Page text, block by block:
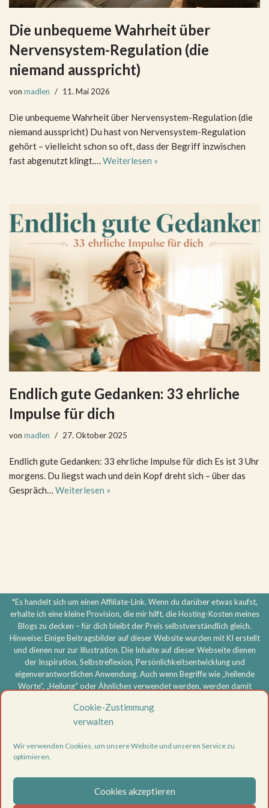
Cookie-Zustimmung
verwalten
Wir verwenden Cookies, um unsere Website und unseren Service zu
optimieren.
Cookies akzeptieren
Die unbequeme Wahrheit über
Nervensystem-Regulation (die
niemand ausspricht)
von madlen 11. Mai 2026
Die unbequeme Wahrheit über Nervensystem-Regulation (die
niemand ausspricht) Du hast von Nervensystem-Regulation
gehört – vielleicht schon so oft, dass der Begriff inzwischen
fast abgenutzt klingt.… Weiterlesen »
Endlich gute Gedanken: 33 ehrliche
Impulse für dich
von madlen 27. Oktober 2025
Endlich gute Gedanken: 33 ehrliche Impulse für dich Es ist 3 Uhr
morgens. Du liegst wach und dein Kopf dreht sich – über das
Gespräch… Weiterlesen »
*Es handelt sich um einen Affiliate-Link. Wenn du darüber etwas kaufst,
erhalte ich eine kleine Provision, die mir hilft, die Hosting-Kosten meines
Blogs zu decken – für dich bleibt der Preis selbstverständlich gleich.
Hinweise: Einige Beitragsbilder auf dieser Website wurden mit KI erstellt
und dienen nur zur Illustration. Die Inhalte auf dieser Webseite dienen
der Inspiration, Selbstreflexion, Persönlichkeitsentwicklung und
eigenverantwortlichen Anwendung. Auch wenn Begriffe wie „heilende
Worte“, „Heilung“ oder Ähnliches verwendet werden, werden damit
getroffen und keine Heilversprechen gegeben. Meine Inhalte ersetzen
keine ärztliche, psychotherapeutische oder sonstige professionelle
psychischen Beschwerden oder ernsthaften Problemen wende dich
bitte an eine entsprechend qualifizierte Fachperson. Die Nutzung aller